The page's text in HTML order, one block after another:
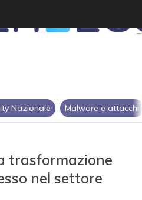
Nazionale Malware e attacchi
trasformazione
nel settore